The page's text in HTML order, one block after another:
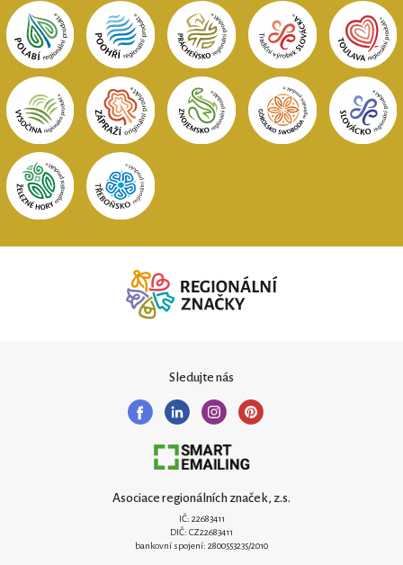
Sledujte nás
Asociace regionálních značek, z.s.
IČ: 22683411
DIČ: CZ22683411
bankovní spojení: 2800553235/2010